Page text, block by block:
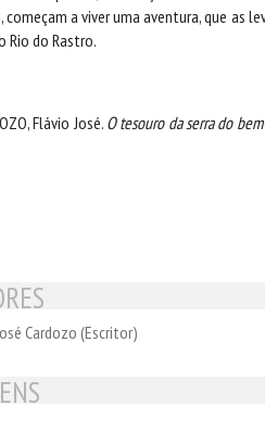
começam a viver uma aventura, que as
Rio do Rastro.
Flávio José. O tesouro da serra do
Cardozo (Escritor)